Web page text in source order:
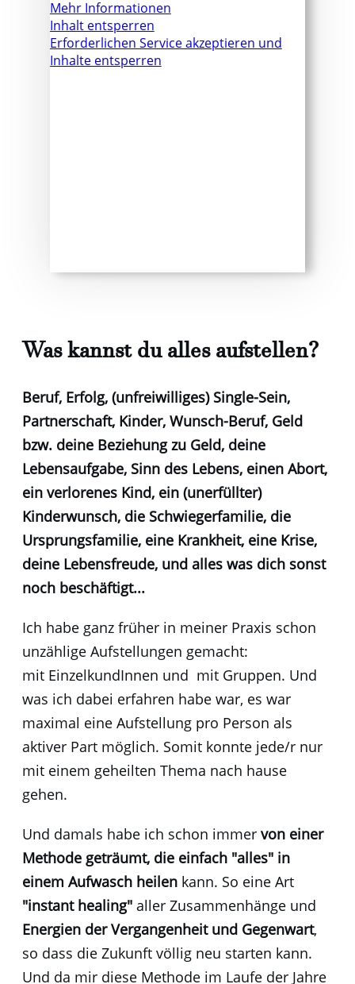
Mehr Informationen
Inhalt entsperren
Erforderlichen Service akzeptieren und
Inhalte entsperren
Was kannst du alles aufstellen?
Beruf, Erfolg, (unfreiwilliges) Single-Sein,
Partnerschaft, Kinder, Wunsch-Beruf, Geld
bzw. deine Beziehung zu Geld, deine
Lebensaufgabe, Sinn des Lebens, einen Abort,
ein verlorenes Kind, ein (unerfüllter)
Kinderwunsch, die Schwiegerfamilie, die
Ursprungsfamilie, eine Krankheit, eine Krise,
deine Lebensfreude, und alles was dich sonst
noch beschäftigt...
Ich habe ganz früher in meiner Praxis schon
unzählige Aufstellungen gemacht:
mit EinzelkundInnen und mit Gruppen. Und
was ich dabei erfahren habe war, es war
maximal eine Aufstellung pro Person als
aktiver Part möglich. Somit konnte jede/r nur
mit einem geheilten Thema nach hause
gehen.
Und damals habe ich schon immer von einer
Methode geträumt, die einfach "alles" in
einem Aufwasch heilen kann. So eine Art
"instant healing" aller Zusammenhänge und
Energien der Vergangenheit und Gegenwart,
so dass die Zukunft völlig neu starten kann.
Und da mir diese Methode im Laufe der Jahre